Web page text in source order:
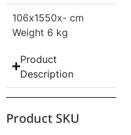
106x1550x- cm
Weight 6 kg
Product
Description
Product SKU